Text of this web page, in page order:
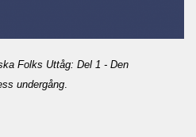
Folks Uttåg: Del 1 - Den
undergång